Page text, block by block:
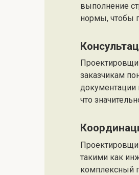
выполнение
нормы, чтобы
заказчикам
документации
что
такими как
комплексный